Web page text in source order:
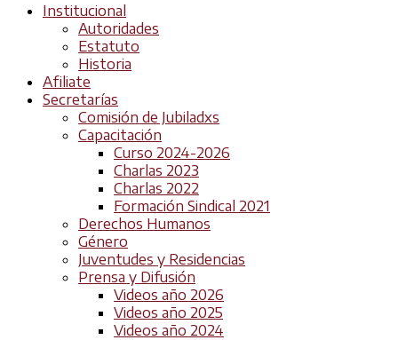
Institucional
Autoridades
Estatuto
Historia
Afiliate
Secretarías
Comisión de Jubiladxs
Capacitación
Curso 2024-2026
Charlas 2023
Charlas 2022
Formación Sindical 2021
Derechos Humanos
Género
Juventudes y Residencias
Prensa y Difusión
Videos año 2026
Videos año 2025
Videos año 2024